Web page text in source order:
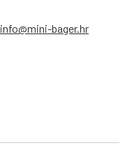
info@mini-bager.hr